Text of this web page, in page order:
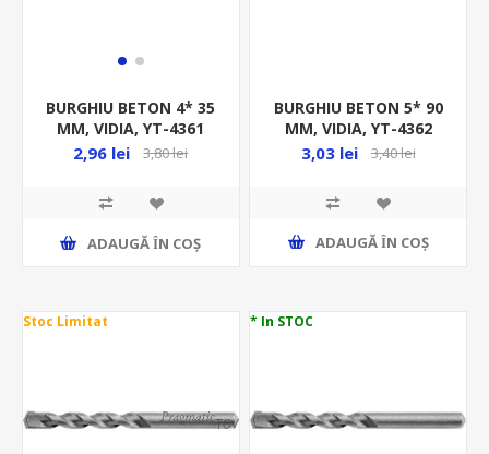
BURGHIU BETON 4* 35
MM, VIDIA, YT-4361
2,96 lei 3,80 lei
ADAUGĂ ȊN COŞ
BURGHIU BETON 5* 90
MM, VIDIA, YT-4362
3,03 lei 3,40 lei
ADAUGĂ ȊN COŞ
Stoc Limitat * In STOC